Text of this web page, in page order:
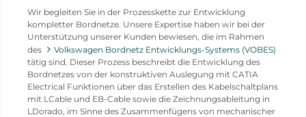
Wir begleiten Sie in der Prozesskette zur Entwicklung
kompletter Bordnetze. Unsere Expertise haben wir bei der
Unterstützung unserer Kunden bewiesen, die im Rahmen
des
Volkswagen Bordnetz Entwicklungs-Systems (VOBES)
tätig sind. Dieser Prozess beschreibt die Entwicklung des
Bordnetzes von der konstruktiven Auslegung mit CATIA
Electrical Funktionen über das Erstellen des Kabelschaltplans
mit LCable und EB-Cable sowie die Zeichnungsableitung in
LDorado, im Sinne des Zusammenfügens von mechanischer